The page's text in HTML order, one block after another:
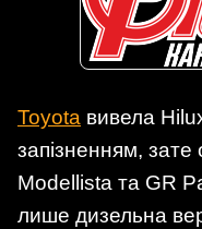
Toyota вивела
запізненням,
Modellista та GR
лише дизельна